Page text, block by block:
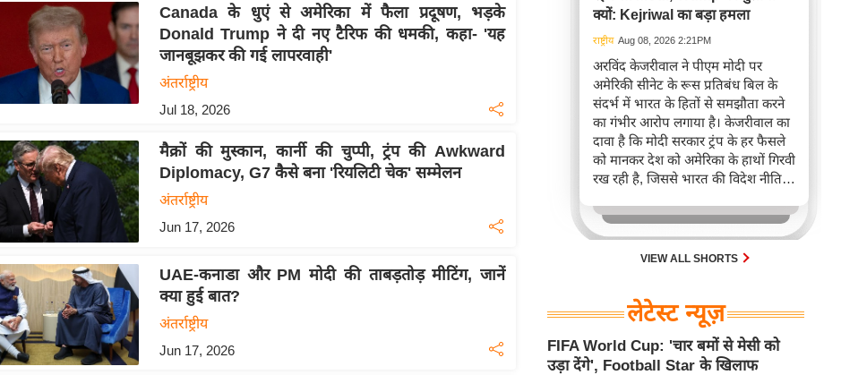
Canada के धुएं से अमेरिका में फैला प्रदूषण, भड़के
Donald Trump ने दी नए टैरिफ की धमकी, कहा- 'यह
जानबूझकर की गई लापरवाही'
अंतर्राष्ट्रीय
Jul 18, 2026
मैक्रों की मुस्कान, कार्नी की चुप्पी, ट्रंप की Awkward
Diplomacy, G7 कैसे बना 'रियलिटी चेक' सम्मेलन
अंतर्राष्ट्रीय
Jun 17, 2026
UAE-कनाडा और PM मोदी की ताबड़तोड़ मीटिंग, जानें
क्या हुई बात?
अंतर्राष्ट्रीय
Jun 17, 2026
क्यों: Kejriwal का बड़ा हमला
राष्ट्रीय Aug 08, 2026 2:21PM
अरविंद केजरीवाल ने पीएम मोदी पर
अमेरिकी सीनेट के रूस प्रतिबंध बिल के
संदर्भ में भारत के हितों से समझौता करने
का गंभीर आरोप लगाया है। केजरीवाल का
दावा है कि मोदी सरकार ट्रंप के हर फैसले
को मानकर देश को अमेरिका के हाथों गिरवी
रख रही है, जिससे भारत की विदेश नीति
प्रभाव पड़ रहा है। यह विधेयक भारत
सहित रूसी तेल-गैस खरीदने वाले देशों पर
कड़े टैरिफ लगा सकता है।
VIEW ALL SHORTS
लेटेस्ट न्यूज़
FIFA World Cup: 'चार बमों से मेसी को
उड़ा देंगे', Football Star के खिलाफ